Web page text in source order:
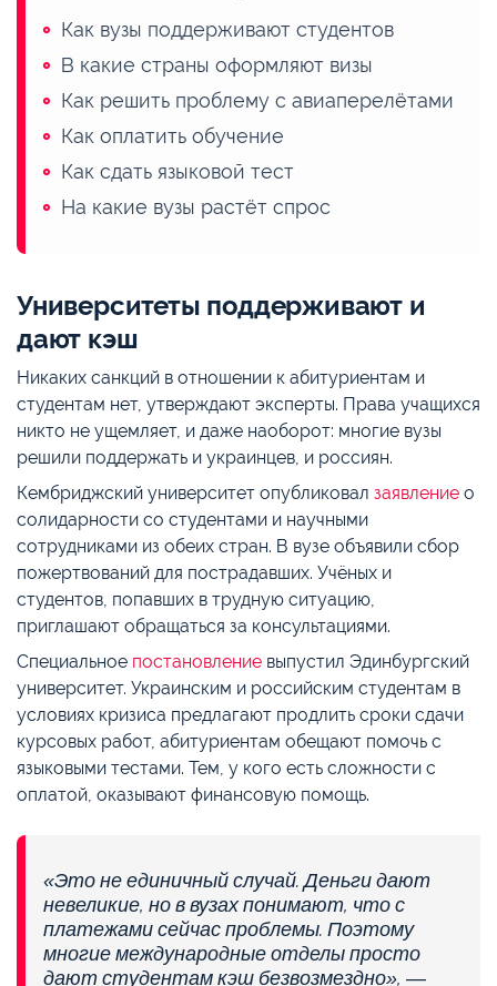
Как вузы поддерживают студентов
В какие страны оформляют визы
Как решить проблему с авиаперелётами
Как оплатить обучение
Как сдать языковой тест
На какие вузы растёт спрос
Университеты поддерживают и
дают кэш
Никаких санкций в отношении к абитуриентам и
студентам нет, утверждают эксперты. Права учащихся
никто не ущемляет, и даже наоборот: многие вузы
решили поддержать и украинцев, и россиян.
Кембриджский университет опубликовал заявление о
солидарности со студентами и научными
сотрудниками из обеих стран. В вузе объявили сбор
пожертвований для пострадавших. Учёных и
студентов, попавших в трудную ситуацию,
приглашают обращаться за консультациями.
Специальное постановление выпустил Эдинбургский
университет. Украинским и российским студентам в
условиях кризиса предлагают продлить сроки сдачи
курсовых работ, абитуриентам обещают помочь с
языковыми тестами. Тем, у кого есть сложности с
оплатой, оказывают финансовую помощь.
«Это не единичный случай. Деньги дают
невеликие, но в вузах понимают, что с
платежами сейчас проблемы. Поэтому
многие международные отделы просто
дают студентам кэш безвозмездно», —